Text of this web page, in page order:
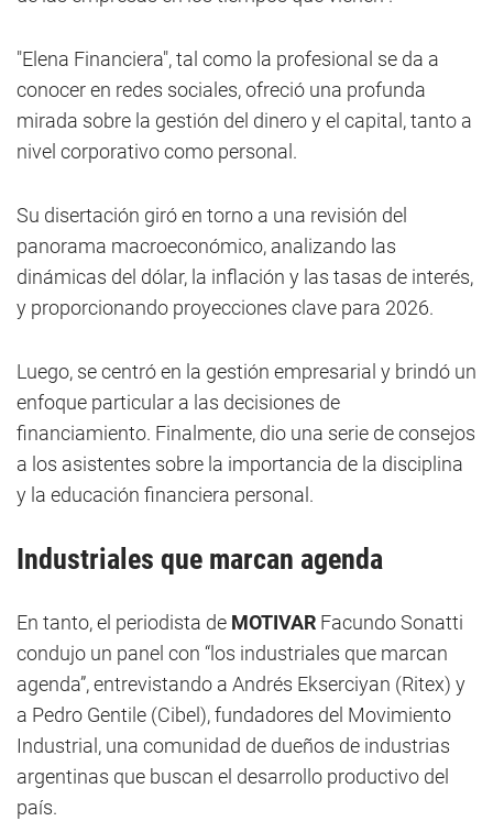
"Elena Financiera", tal como la profesional se da a
conocer en redes sociales, ofreció una profunda
mirada sobre la gestión del dinero y el capital, tanto a
nivel corporativo como personal.
Su disertación giró en torno a una revisión del
panorama macroeconómico, analizando las
dinámicas del dólar, la inflación y las tasas de interés,
y proporcionando proyecciones clave para 2026.
Luego, se centró en la gestión empresarial y brindó un
enfoque particular a las decisiones de
financiamiento. Finalmente, dio una serie de consejos
a los asistentes sobre la importancia de la disciplina
y la educación financiera personal.
Industriales que marcan agenda
En tanto, el periodista de MOTIVAR Facundo Sonatti
condujo un panel con “los industriales que marcan
agenda”, entrevistando a Andrés Ekserciyan (Ritex) y
a Pedro Gentile (Cibel), fundadores del Movimiento
Industrial, una comunidad de dueños de industrias
argentinas que buscan el desarrollo productivo del
país.